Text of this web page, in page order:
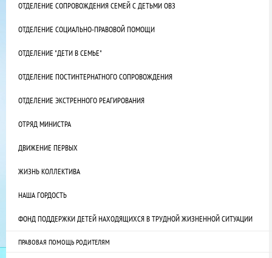
ОТДЕЛЕНИЕ СОПРОВОЖДЕНИЯ СЕМЕЙ С ДЕТЬМИ ОВЗ
ОТДЕЛЕНИЕ СОЦИАЛЬНО-ПРАВОВОЙ ПОМОЩИ
ОТДЕЛЕНИЕ "ДЕТИ В СЕМЬЕ"
ОТДЕЛЕНИЕ ПОСТИНТЕРНАТНОГО СОПРОВОЖДЕНИЯ
ОТДЕЛЕНИЕ ЭКСТРЕННОГО РЕАГИРОВАНИЯ
ОТРЯД МИНИСТРА
ДВИЖЕНИЕ ПЕРВЫХ
ЖИЗНЬ КОЛЛЕКТИВА
НАША ГОРДОСТЬ
ФОНД ПОДДЕРЖКИ ДЕТЕЙ НАХОДЯЩИХСЯ В ТРУДНОЙ ЖИЗНЕННОЙ СИТУАЦИИ
ПРАВОВАЯ ПОМОЩЬ РОДИТЕЛЯМ